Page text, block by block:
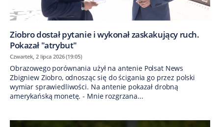
Ziobro dostał pytanie i wykonał zaskakujący ruch.
Pokazał "atrybut"
Czwartek, 2 lipca 2026 (19:05)
Obrazowego porównania użył na antenie Polsat News
Zbigniew Ziobro, odnosząc się do ścigania go przez polski
wymiar sprawiedliwości. Na antenie pokazał drobną
amerykańską monetę. - Mnie rozgrzana...